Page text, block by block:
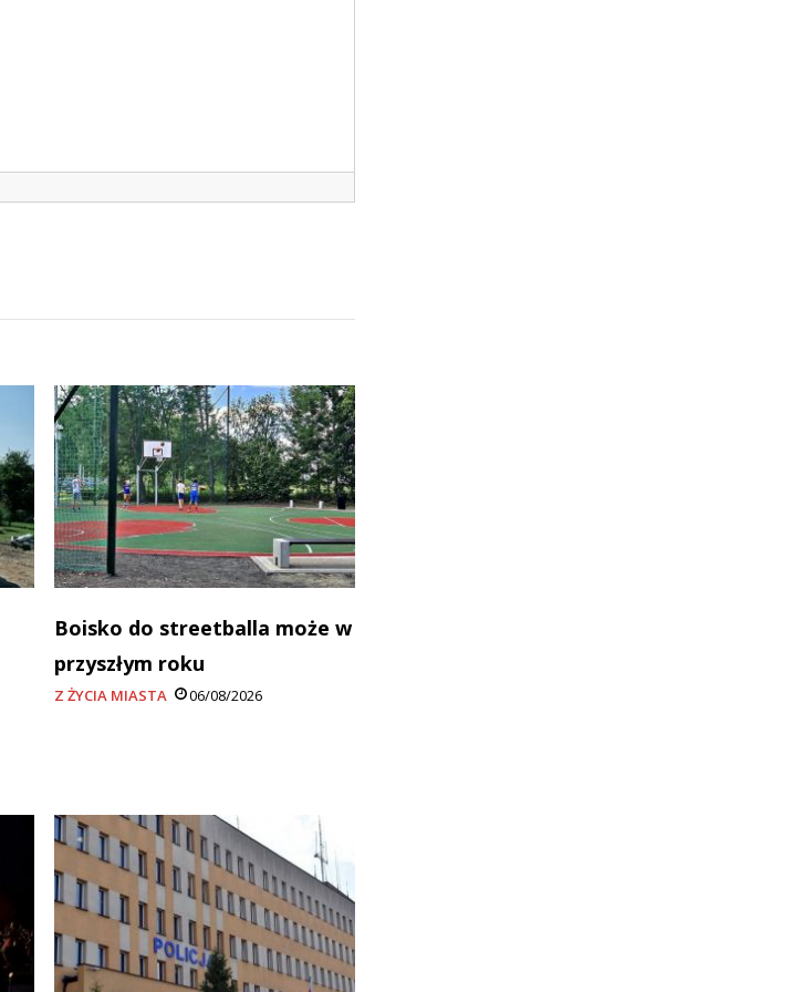
Boisko do streetballa może w
przyszłym roku
Z ŻYCIA MIASTA 06/08/2026